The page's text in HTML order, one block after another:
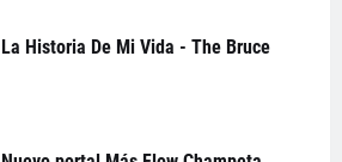
La Historia De Mi Vida - The Bruce